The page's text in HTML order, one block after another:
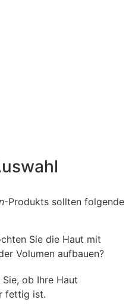
-Produkts sollten folgende
Sie die Haut mit
Volumen aufbauen?
ob Ihre Haut
fettig ist.